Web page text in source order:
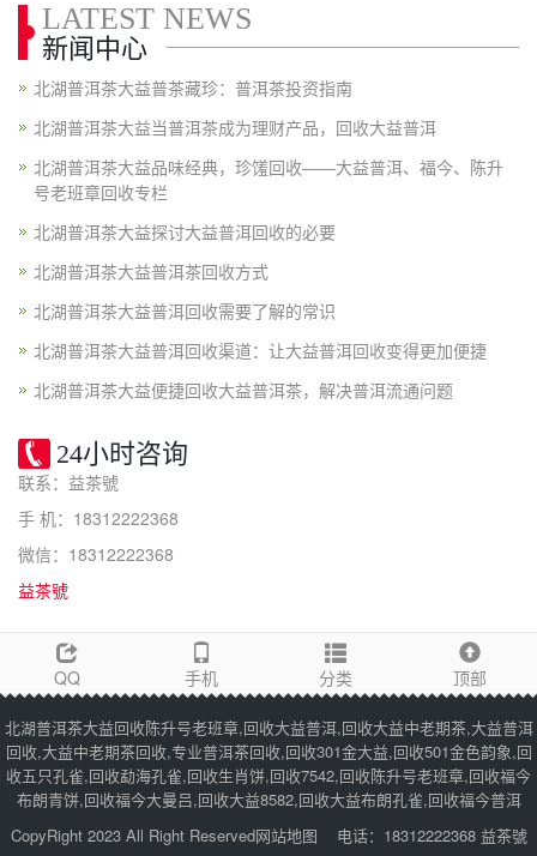
LATEST NEWS
新闻中心
北湖普洱茶大益普茶藏珍：普洱茶投资指南
北湖普洱茶大益当普洱茶成为理财产品，回收大益普洱
北湖普洱茶大益品味经典，珍馐回收——大益普洱、福今、陈升
号老班章回收专栏
北湖普洱茶大益探讨大益普洱回收的必要
北湖普洱茶大益普洱茶回收方式
北湖普洱茶大益普洱回收需要了解的常识
北湖普洱茶大益普洱回收渠道：让大益普洱回收变得更加便捷
北湖普洱茶大益便捷回收大益普洱茶，解决普洱流通问题
24小时咨询
联系：益茶號
手 机：18312222368
微信：18312222368
益茶號
QQ 手机 分类 顶部
北湖普洱茶大益回收陈升号老班章,回收大益普洱,回收大益中老期茶,大益普洱
回收,大益中老期茶回收,专业普洱茶回收,回收301金大益,回收501金色韵象,回
收五只孔雀,回收勐海孔雀,回收生肖饼,回收7542,回收陈升号老班章,回收福今
布朗青饼,回收福今大曼吕,回收大益8582,回收大益布朗孔雀,回收福今普洱
CopyRight 2023 All Right Reserved网站地图 电话：18312222368 益茶號